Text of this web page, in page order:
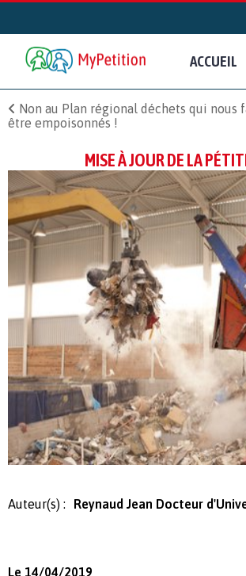
ACCUEIL
Non au Plan régional déchets qui nous
être empoisonnés !
MISE À JOUR DE LA
Auteur(s) : Reynaud Jean Docteur
Le 14/04/2019